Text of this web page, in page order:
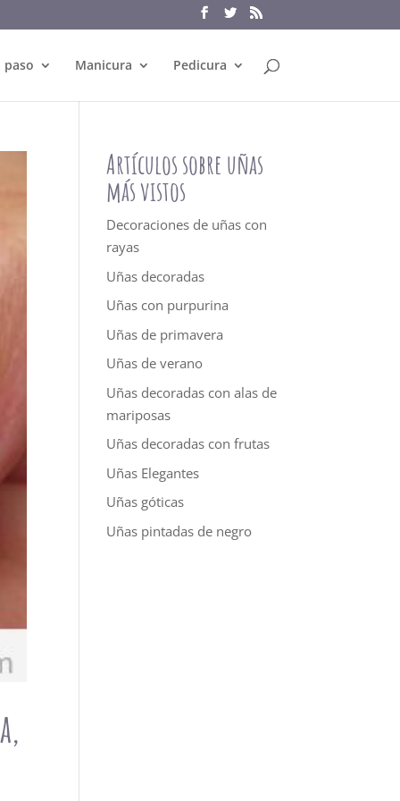
paso Manicura Pedicura
Artículos sobre uñas
más vistos
Decoraciones de uñas con
rayas
Uñas decoradas
Uñas con purpurina
Uñas de primavera
Uñas de verano
Uñas decoradas con alas de
mariposas
Uñas decoradas con frutas
Uñas Elegantes
Uñas góticas
Uñas pintadas de negro